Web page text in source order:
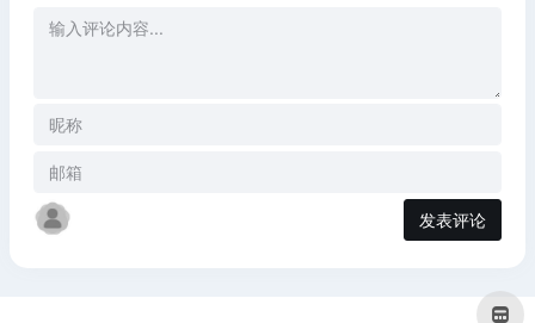
发表评论